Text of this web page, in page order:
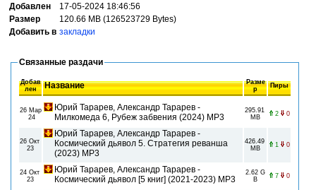
Добавлен
17-05-2024 18:46:56
Размер
120.66 MB (126523729 Bytes)
Добавить в закладки
Связанные раздачи
Добав
лен
Название
Разме
р
Пиры
26 Мар
24
Юрий Тарарев, Александр Тарарев -
Милкомеда 6, Рубеж забвения (2024) МР3
295.91
MB
2 0
26 Окт
23
Юрий Тарарев, Александр Тарарев -
Космический дьявол 5. Стратегия реванша
(2023) MP3
426.49
MB
1 0
24 Окт
23
Юрий Тарарев, Александр Тарарев -
Космический дьявол [5 книг] (2021-2023) МР3
2.62 G
B
7 0